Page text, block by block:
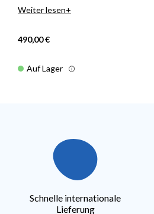
Weiter lesen
490,00 €
Auf Lager
Schnelle internationale
Lieferung